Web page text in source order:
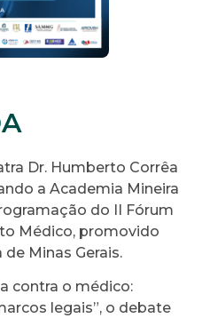
Dr. Humberto Corrêa
a Academia Mineira
do II Fórum
Médico, promovido
Minas Gerais.
contra o médico:
legais”, o debate